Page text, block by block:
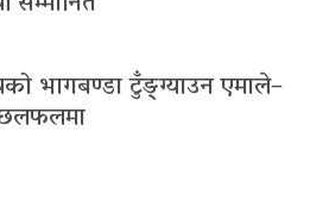
भागबण्डा टुँङ्ग्याउन एमाले–